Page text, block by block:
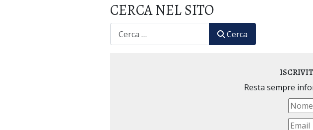
CERCA NEL SITO
Cerca
Resta sempre